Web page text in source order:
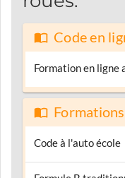
Code en
Formation en ligne
Formations
Code à l'auto école